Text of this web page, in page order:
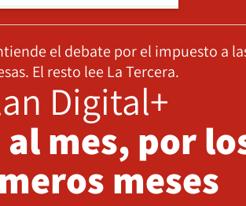
el debate por el impuesto a
El resto lee La Tercera.
Digital+
mes, por
meses